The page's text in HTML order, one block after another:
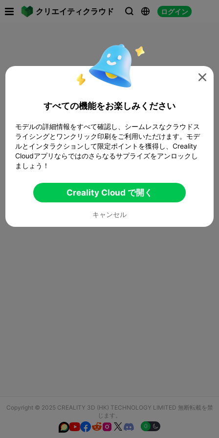
クリエイティクラウド   ログイン
Copyright © 2025 CREALITY 3D (HK) TECHNOLOGY LIMITED 無断転載を禁
じます。
  

すべての機能をお楽しみください
モデルの詳細情報をすべて確認し、シームレスなクラウドス
ライシングとワンクリック印刷をご利用いただけます。モデ
ルとインタラクションして限定ポイントを獲得し、Creality
Cloudアプリならではのさらなるサプライズをアンロックし
ましょう！
Creality Cloud で開く
キャンセル